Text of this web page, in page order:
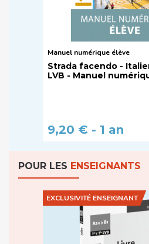
Manuel numérique élève
Strada facendo -
LVB - Manuel
9,20 € - 1 an
POUR LES ENSEIGNANTS
EXCLUSIVITÉ ENSEIGNANT